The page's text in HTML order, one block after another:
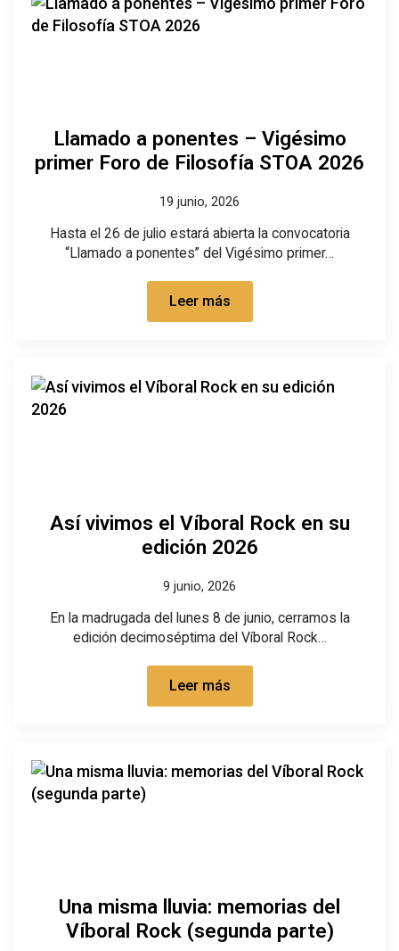
Llamado a ponentes – Vigésimo
primer Foro de Filosofía STOA 2026
19 junio, 2026
Hasta el 26 de julio estará abierta la convocatoria
“Llamado a ponentes” del Vigésimo primer…
Leer más
Así vivimos el Víboral Rock en su
edición 2026
9 junio, 2026
En la madrugada del lunes 8 de junio, cerramos la
edición decimoséptima del Víboral Rock…
Leer más
Una misma lluvia: memorias del
Víboral Rock (segunda parte)